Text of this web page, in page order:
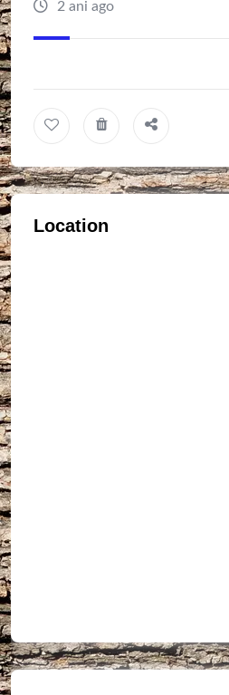
2 ani ago
Location